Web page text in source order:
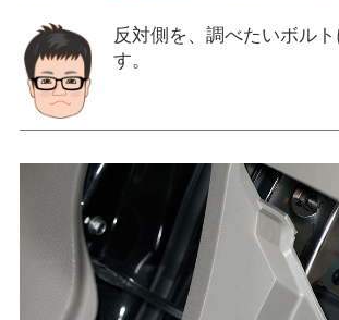
反対側を、調べたいボル
す。